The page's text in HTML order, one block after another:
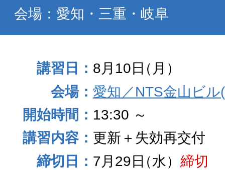
会場：愛知・三重・岐阜
8月10日（月）
愛知／NTS金山ビ
13:30 ～
更新＋失効再交付
7月29日（水） 締切